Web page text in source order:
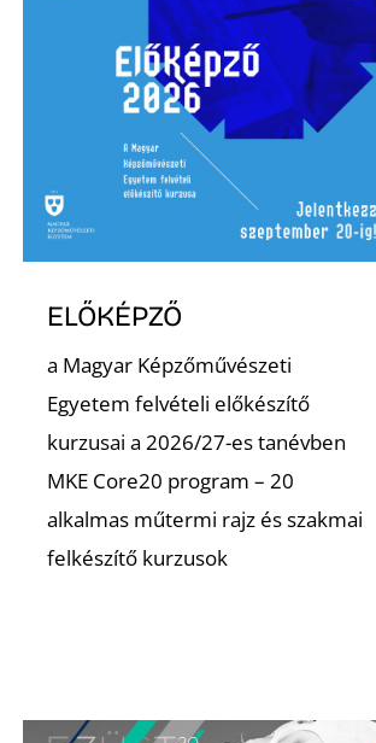
ELŐKÉPZŐ
a Magyar Képzőművészeti
Egyetem felvételi előkészítő
kurzusai a 2026/27-es tanévben
MKE Core20 program – 20
alkalmas műtermi rajz és szakmai
felkészítő kurzusok